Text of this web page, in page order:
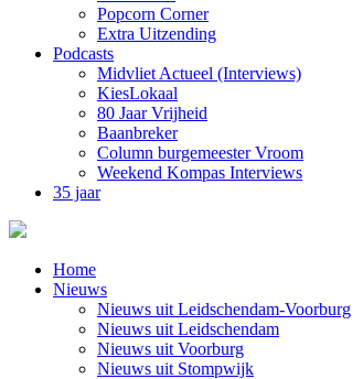
Popcorn Corner
Extra Uitzending
Podcasts
Midvliet Actueel (Interviews)
KiesLokaal
80 Jaar Vrijheid
Baanbreker
Column burgemeester Vroom
Weekend Kompas Interviews
35 jaar
Home
Nieuws
Nieuws uit Leidschendam-Voorburg
Nieuws uit Leidschendam
Nieuws uit Voorburg
Nieuws uit Stompwijk